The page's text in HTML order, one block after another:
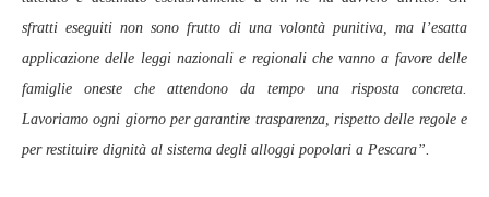
sfratti eseguiti non sono frutto di una volontà punitiva, ma l’esatta
applicazione delle leggi nazionali e regionali che vanno a favore delle
famiglie oneste che attendono da tempo una risposta concreta.
Lavoriamo ogni giorno per garantire trasparenza, rispetto delle regole e
per restituire dignità al sistema degli alloggi popolari a Pescara”.